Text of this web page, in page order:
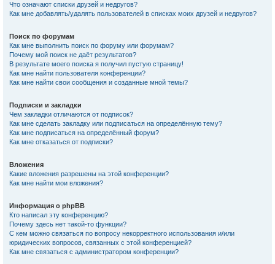
Что означают списки друзей и недругов?
Как мне добавлять/удалять пользователей в списках моих друзей и недругов?
Поиск по форумам
Как мне выполнить поиск по форуму или форумам?
Почему мой поиск не даёт результатов?
В результате моего поиска я получил пустую страницу!
Как мне найти пользователя конференции?
Как мне найти свои сообщения и созданные мной темы?
Подписки и закладки
Чем закладки отличаются от подписок?
Как мне сделать закладку или подписаться на определённую тему?
Как мне подписаться на определённый форум?
Как мне отказаться от подписки?
Вложения
Какие вложения разрешены на этой конференции?
Как мне найти мои вложения?
Информация о phpBB
Кто написал эту конференцию?
Почему здесь нет такой-то функции?
С кем можно связаться по вопросу некорректного использования и/или
юридических вопросов, связанных с этой конференцией?
Как мне связаться с администратором конференции?